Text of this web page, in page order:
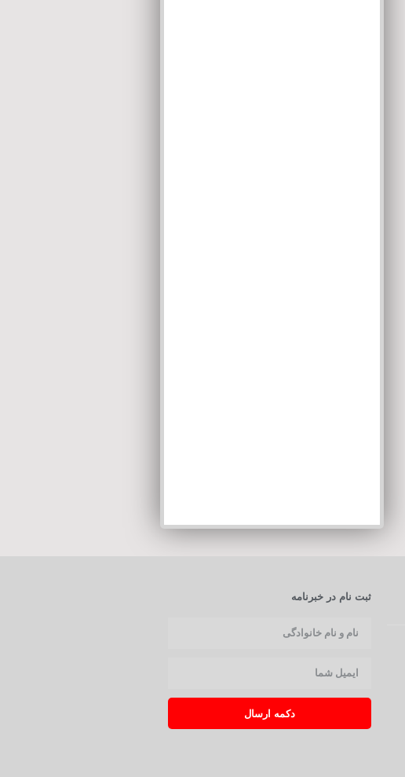
ثبت نام در خبرنامه
دکمه ارسال